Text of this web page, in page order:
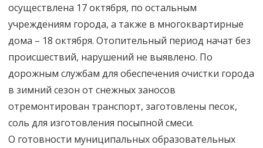
осуществлена 17 октября, по остальным
учреждениям города, а также в многоквартирные
дома – 18 октября. Отопительный период начат без
происшествий, нарушений не выявлено. По
дорожным службам для обеспечения очистки города
в зимний сезон от снежных заносов
отремонтирован транспорт, заготовлены песок,
соль для изготовления посыпной смеси.
О готовности муниципальных образовательных